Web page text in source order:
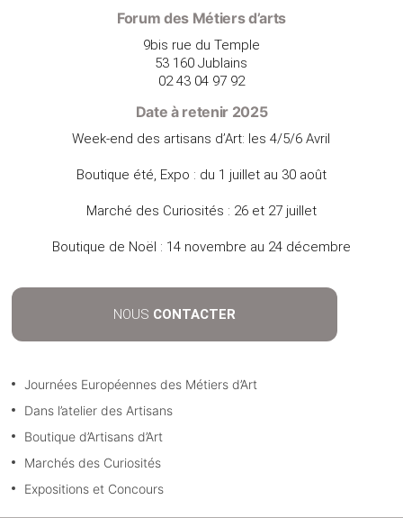
Forum des Métiers d’arts
9bis rue du Temple
53 160 Jublains
02 43 04 97 92
Date à retenir 2025
Week-end des artisans d’Art: les 4/5/6 Avril
Boutique été, Expo : du 1 juillet au 30 août
Marché des Curiosités : 26 et 27 juillet
Boutique de Noël : 14 novembre au 24 décembre
NOUS CONTACTER
Journées Européennes des Métiers d’Art
Dans l’atelier des Artisans
Boutique d’Artisans d’Art
Marchés des Curiosités
Expositions et Concours